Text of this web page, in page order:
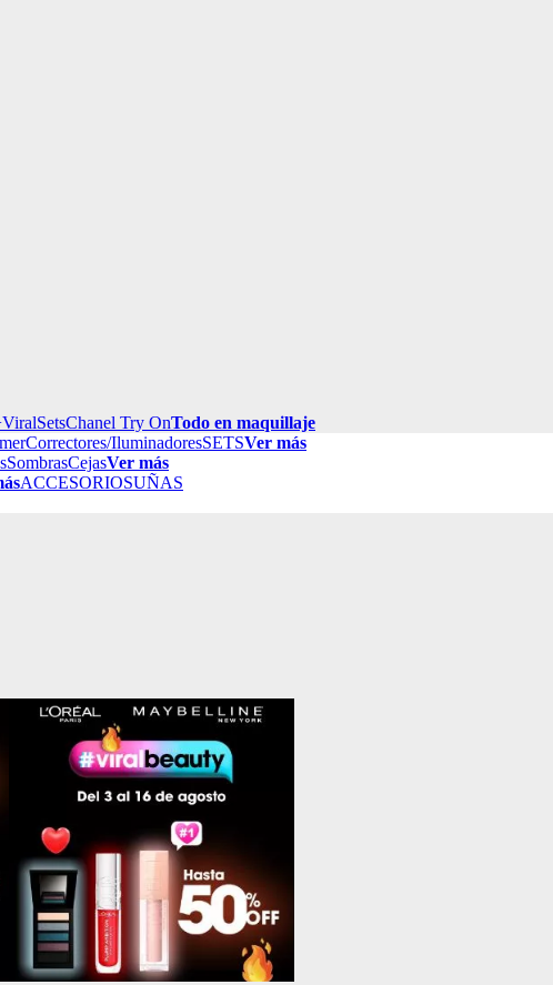
SetsChanel Try OnTodo en maquillaje
Correctores/IluminadoresSETSVer más
SombrasCejasVer más
ACCESORIOSUÑAS